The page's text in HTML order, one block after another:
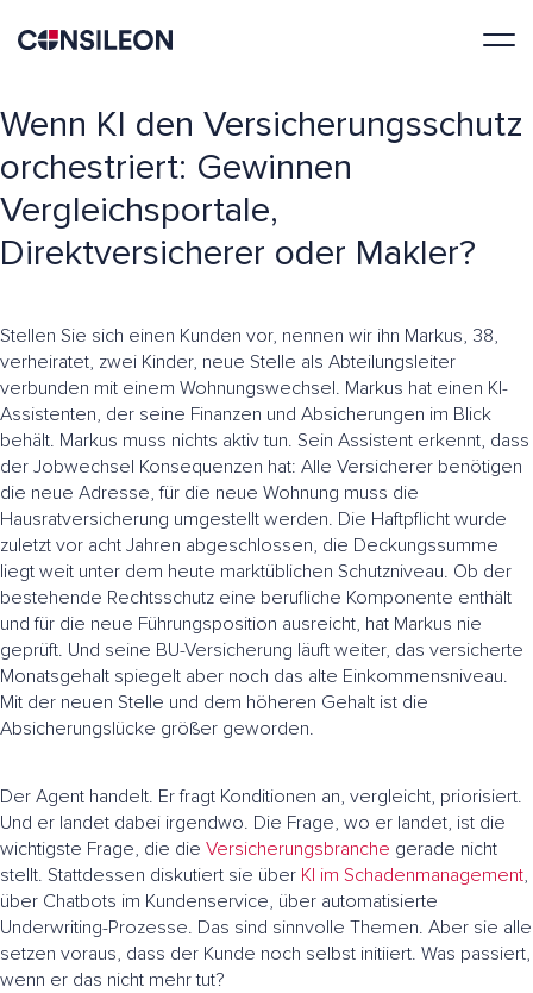
Wenn KI den Versicherungsschutz
orchestriert: Gewinnen
Vergleichsportale,
Direktversicherer oder Makler?
Stellen Sie sich einen Kunden vor, nennen wir ihn Markus, 38,
verheiratet, zwei Kinder, neue Stelle als Abteilungsleiter
verbunden mit einem Wohnungswechsel. Markus hat einen KI-
Assistenten, der seine Finanzen und Absicherungen im Blick
behält. Markus muss nichts aktiv tun. Sein Assistent erkennt, dass
der Jobwechsel Konsequenzen hat: Alle Versicherer benötigen
die neue Adresse, für die neue Wohnung muss die
Hausratversicherung umgestellt werden. Die Haftpflicht wurde
zuletzt vor acht Jahren abgeschlossen, die Deckungssumme
liegt weit unter dem heute marktüblichen Schutzniveau. Ob der
bestehende Rechtsschutz eine berufliche Komponente enthält
und für die neue Führungsposition ausreicht, hat Markus nie
geprüft. Und seine BU-Versicherung läuft weiter, das versicherte
Monatsgehalt spiegelt aber noch das alte Einkommensniveau.
Mit der neuen Stelle und dem höheren Gehalt ist die
Absicherungslücke größer geworden.
Der Agent handelt. Er fragt Konditionen an, vergleicht, priorisiert.
Und er landet dabei irgendwo. Die Frage, wo er landet, ist die
wichtigste Frage, die die Versicherungsbranche gerade nicht
stellt. Stattdessen diskutiert sie über KI im Schadenmanagement,
über Chatbots im Kundenservice, über automatisierte
Underwriting-Prozesse. Das sind sinnvolle Themen. Aber sie alle
setzen voraus, dass der Kunde noch selbst initiiert. Was passiert,
wenn er das nicht mehr tut?